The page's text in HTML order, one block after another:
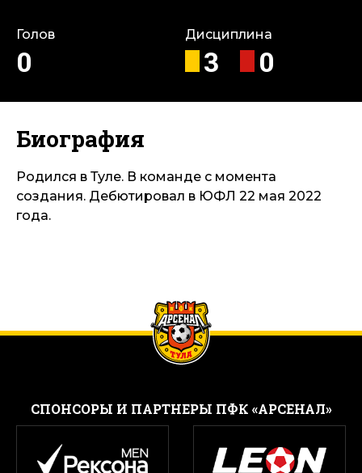
Голов
0
Дисциплина
3 0
Биография
Родился в Туле. В команде с момента
создания. Дебютировал в ЮФЛ 22 мая 2022
года.
CПОНСОРЫ И ПАРТНЕРЫ ПФК «АРСЕНАЛ»